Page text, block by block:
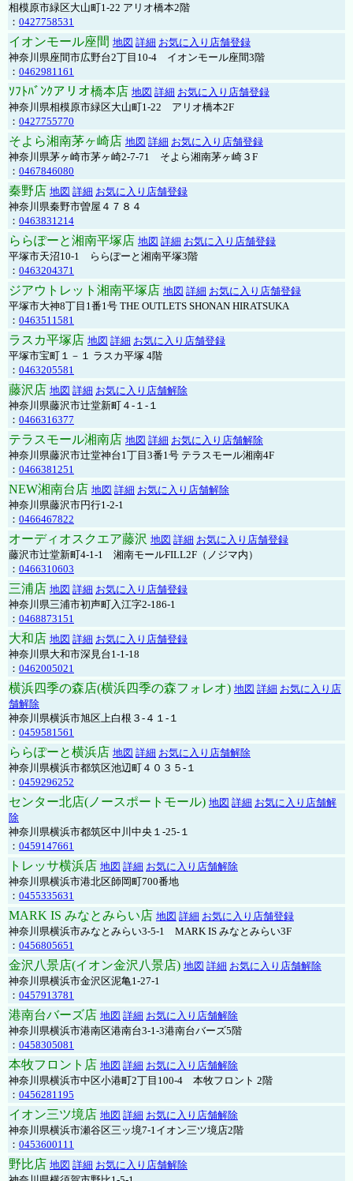
相模原市緑区大山町1-22 アリオ橋本2階
： 0427758531
イオンモール座間 地図 詳細 お気に入り店舗登録
神奈川県座間市広野台2丁目10-4 イオンモール座間3階
： 0462981161
ｿﾌﾄﾊﾞﾝｸアリオ橋本店 地図 詳細 お気に入り店舗登録
神奈川県相模原市緑区大山町1-22 アリオ橋本2F
： 0427755770
そよら湘南茅ヶ崎店 地図 詳細 お気に入り店舗登録
神奈川県茅ヶ崎市茅ヶ崎2‐7‐71 そよら湘南茅ヶ崎３F
： 0467846080
秦野店 地図 詳細 お気に入り店舗登録
神奈川県秦野市曽屋４７８４
： 0463831214
ららぽーと湘南平塚店 地図 詳細 お気に入り店舗登録
平塚市天沼10-1 ららぽーと湘南平塚3階
： 0463204371
ジアウトレット湘南平塚店 地図 詳細 お気に入り店舗登録
平塚市大神8丁目1番1号 THE OUTLETS SHONAN HIRATSUKA
： 0463511581
ラスカ平塚店 地図 詳細 お気に入り店舗登録
平塚市宝町１－１ ラスカ平塚 4階
： 0463205581
藤沢店 地図 詳細 お気に入り店舗解除
神奈川県藤沢市辻堂新町４-１-１
： 0466316377
テラスモール湘南店 地図 詳細 お気に入り店舗解除
神奈川県藤沢市辻堂神台1丁目3番1号 テラスモール湘南4F
： 0466381251
NEW湘南台店 地図 詳細 お気に入り店舗解除
神奈川県藤沢市円行1-2-1
： 0466467822
オーディオスクエア藤沢 地図 詳細 お気に入り店舗登録
藤沢市辻堂新町4-1-1 湘南モールFILL2F（ノジマ内）
： 0466310603
三浦店 地図 詳細 お気に入り店舗登録
神奈川県三浦市初声町入江字2-186-1
： 0468873151
大和店 地図 詳細 お気に入り店舗登録
神奈川県大和市深見台1-1-18
： 0462005021
横浜四季の森店(横浜四季の森フォレオ) 地図 詳細 お気に入り店
舗解除
神奈川県横浜市旭区上白根３-４１-１
： 0459581561
ららぽーと横浜店 地図 詳細 お気に入り店舗解除
神奈川県横浜市都筑区池辺町４０３５-１
： 0459296252
センター北店(ノースポートモール) 地図 詳細 お気に入り店舗解
除
神奈川県横浜市都筑区中川中央１-25-１
： 0459147661
トレッサ横浜店 地図 詳細 お気に入り店舗解除
神奈川県横浜市港北区師岡町700番地
： 0455335631
MARK IS みなとみらい店 地図 詳細 お気に入り店舗登録
神奈川県横浜市みなとみらい3-5-1 MARK IS みなとみらい3F
： 0456805651
金沢八景店(イオン金沢八景店) 地図 詳細 お気に入り店舗解除
神奈川県横浜市金沢区泥亀1-27-1
： 0457913781
港南台バーズ店 地図 詳細 お気に入り店舗解除
神奈川県横浜市港南区港南台3-1-3港南台バーズ5階
： 0458305081
本牧フロント店 地図 詳細 お気に入り店舗解除
神奈川県横浜市中区小港町2丁目100-4 本牧フロント 2階
： 0456281195
イオン三ツ境店 地図 詳細 お気に入り店舗解除
神奈川県横浜市瀬谷区三ッ境7-1イオン三ツ境店2階
： 0453600111
野比店 地図 詳細 お気に入り店舗解除